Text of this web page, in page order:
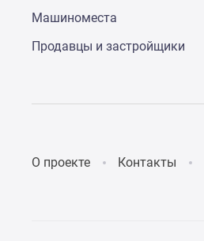
Машиноместа
Продавцы и застройщики
О проекте Контакты